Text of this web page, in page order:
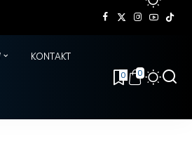
KONTAKT
0 0